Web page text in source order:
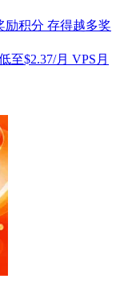
励积分 存得越多奖
至$2.37/月 VPS月